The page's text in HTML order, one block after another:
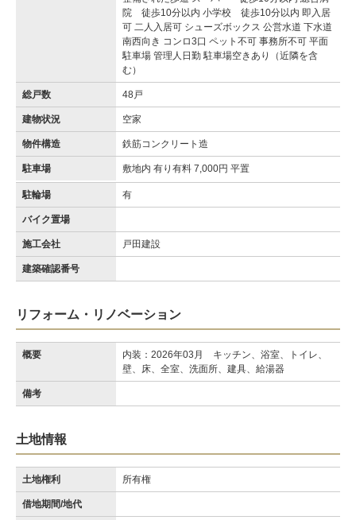
院 徒歩10分以内 小学校 徒歩10分以内 即入居
可 二人入居可 シューズボックス 公営水道 下水道
南西向き コンロ3口 ペット不可 事務所不可 平面
駐車場 管理人日勤 駐車場空きあり（近隣を含
む）
総戸数 48戸
建物状況 空家
物件構造 鉄筋コンクリート造
駐車場 敷地内 有り有料 7,000円 平置
駐輪場 有
バイク置場
施工会社 戸田建設
建築確認番号
リフォーム・リノベーション
概要
内装：2026年03月 キッチン、浴室、トイレ、
壁、床、全室、洗面所、建具、給湯器
備考
土地情報
土地権利 所有権
借地期間/地代